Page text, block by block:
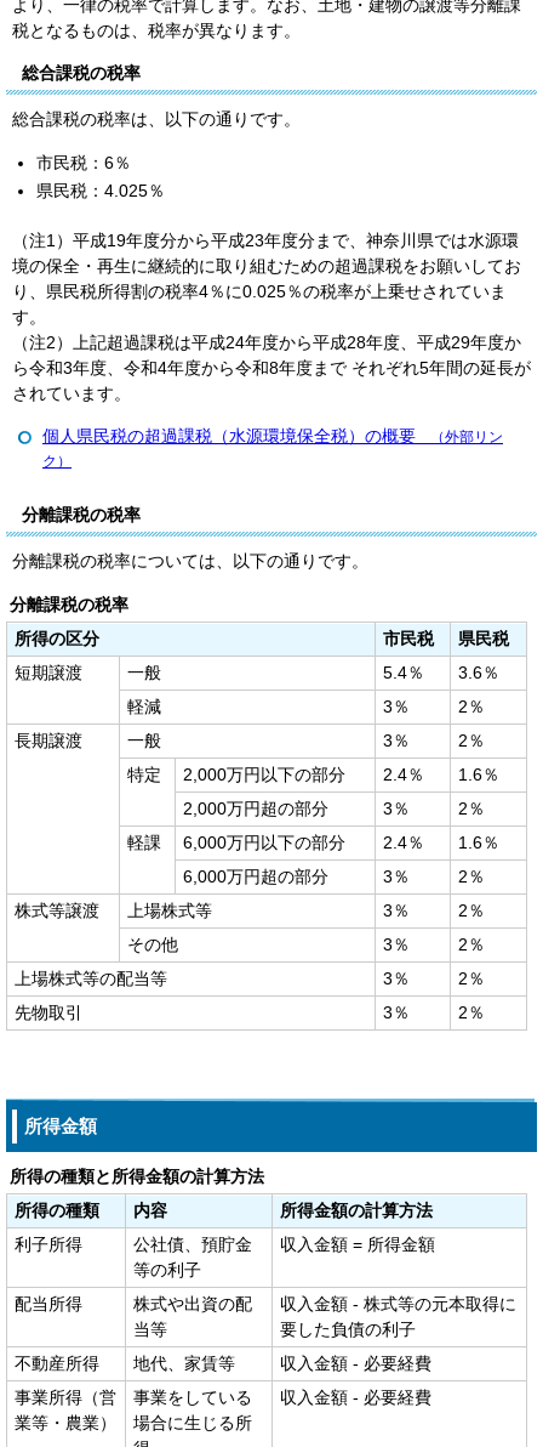
より、一律の税率で計算します。なお、土地・建物の譲渡等分離課
税となるものは、税率が異なります。
総合課税の税率
総合課税の税率は、以下の通りです。
市民税：6％
県民税：4.025％
（注1）平成19年度分から平成23年度分まで、神奈川県では水源環
境の保全・再生に継続的に取り組むための超過課税をお願いしてお
り、県民税所得割の税率4％に0.025％の税率が上乗せされていま
す。
（注2）上記超過課税は平成24年度から平成28年度、平成29年度か
ら令和3年度、令和4年度から令和8年度まで それぞれ5年間の延長が
されています。
個人県民税の超過課税（水源環境保全税）の概要 （外部リン
ク）
分離課税の税率
分離課税の税率については、以下の通りです。
分離課税の税率
所得の区分
市民税
県民税
短期譲渡
一般 5.4％
3.6％
軽減
3％
2％
長期譲渡
一般 3％
2％
特定
2,000万円以下の部分 2.4％
1.6％
2,000万円超の部分
3％
2％
軽課
6,000万円以下の部分 2.4％
1.6％
6,000万円超の部分
3％
2％
株式等譲渡
上場株式等 3％
2％
その他
3％
2％
上場株式等の配当等
3％
2％
先物取引
3％ 2％
所得金額
所得の種類と所得金額の計算方法
所得の種類
内容
所得金額の計算方法
利子所得
公社債、預貯金
等の利子
収入金額 = 所得金額
配当所得
株式や出資の配
当等
収入金額 - 株式等の元本取得に
要した負債の利子
不動産所得
地代、家賃等
収入金額 - 必要経費
事業所得（営
業等・農業）
事業をしている
場合に生じる所
収入金額 - 必要経費